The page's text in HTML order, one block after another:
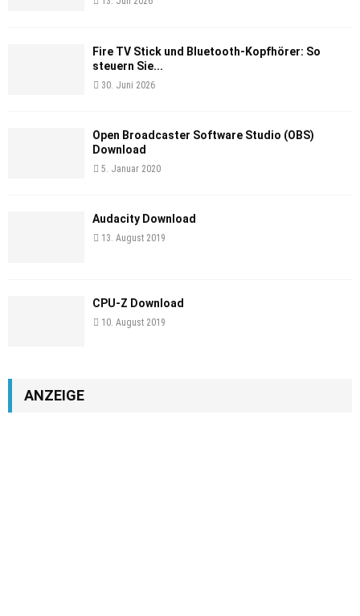
Fire TV Stick und Bluetooth-Kopfhörer: So
steuern Sie...
30. Juni 2026
Open Broadcaster Software Studio (OBS)
Download
5. Januar 2020
Audacity Download
13. August 2019
CPU-Z Download
10. August 2019
ANZEIGE